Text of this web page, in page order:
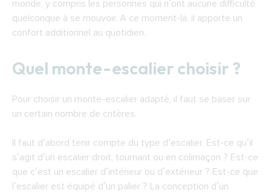
monde, y compris les personnes qui n’ont aucune difficulté
quelconque à se mouvoir. A ce moment-là, il apporte un
confort additionnel au quotidien.
Quel monte-escalier choisir ?
Pour choisir un monte-escalier adapté, il faut se baser sur
un certain nombre de critères.
Il faut d’abord tenir compte du type d’escalier. Est-ce qu’il
s’agit d’un escalier droit, tournant ou en colimaçon ? Est-ce
que c’est un escalier d’intérieur ou d’extérieur ? Est-ce que
l’escalier est équipé d’un palier ? La conception d’un